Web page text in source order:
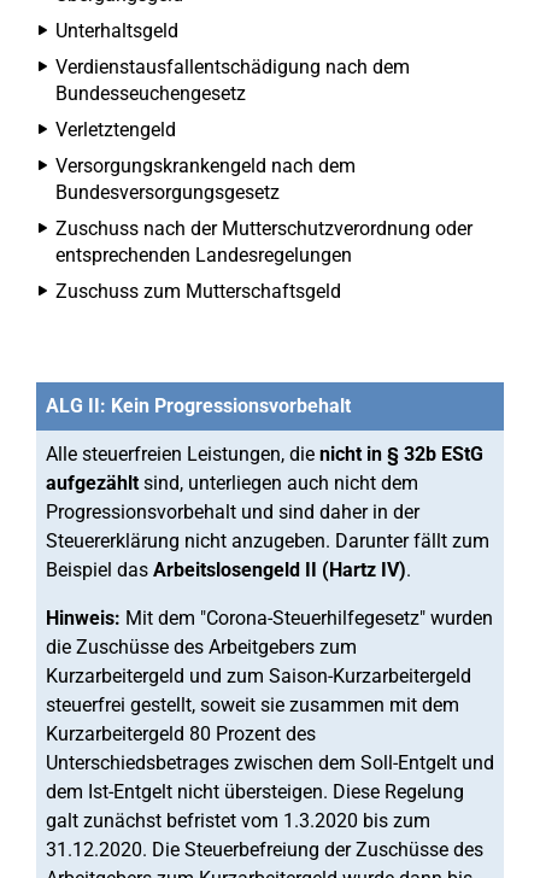
Unterhaltsgeld
Verdienstausfallentschädigung nach dem
Bundesseuchengesetz
Verletztengeld
Versorgungskrankengeld nach dem
Bundesversorgungsgesetz
Zuschuss nach der Mutterschutzverordnung oder
entsprechenden Landesregelungen
Zuschuss zum Mutterschaftsgeld
ALG II: Kein Progressionsvorbehalt
Alle steuerfreien Leistungen, die nicht in § 32b EStG
aufgezähltsind, unterliegen auch nicht dem
Progressionsvorbehalt und sind daher in der
Steuererklärung nicht anzugeben. Darunter fällt zum
Beispiel das Arbeitslosengeld II (Hartz IV).
Hinweis: Mit dem "Corona-Steuerhilfegesetz" wurden
die Zuschüsse des Arbeitgebers zum
Kurzarbeitergeld und zum Saison-Kurzarbeitergeld
steuerfrei gestellt, soweit sie zusammen mit dem
Kurzarbeitergeld 80 Prozent des
Unterschiedsbetrages zwischen dem Soll-Entgelt und
dem Ist-Entgelt nicht übersteigen. Diese Regelung
galt zunächst befristet vom 1.3.2020 bis zum
31.12.2020. Die Steuerbefreiung der Zuschüsse des